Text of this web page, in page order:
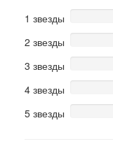
1 звезды
2 звезды
3 звезды
4 звезды
5 звезды